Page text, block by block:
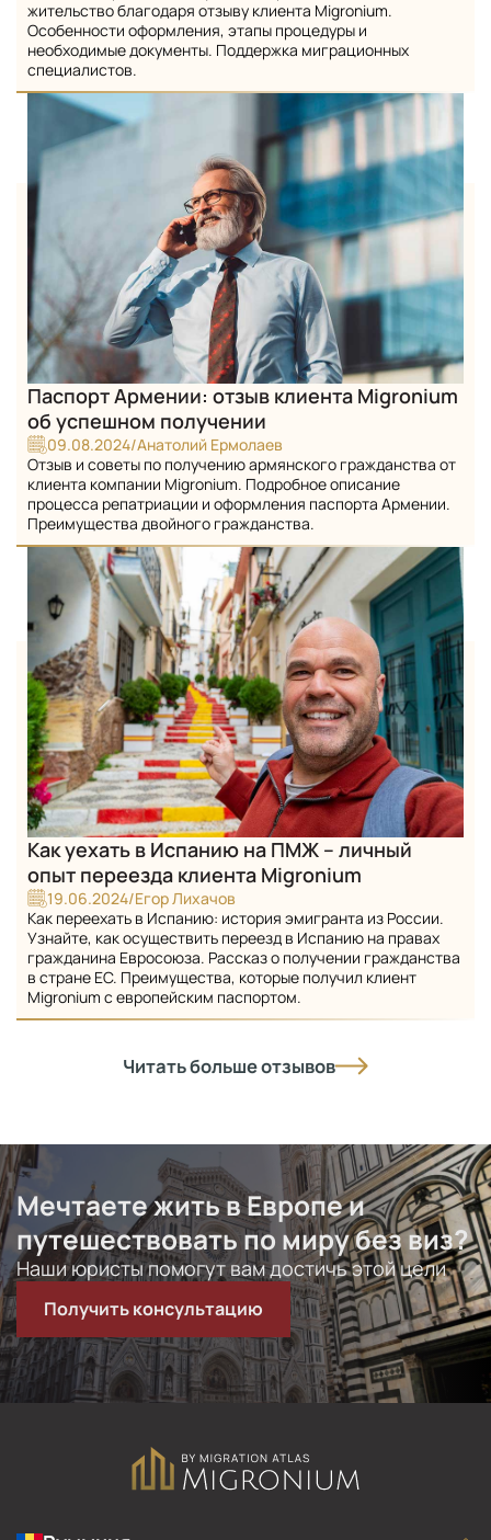
жительство благодаря отзыву клиента Migronium.
Особенности оформления, этапы процедуры и
необходимые документы. Поддержка миграционных
специалистов.
Паспорт Армении: отзыв клиента Migronium
об успешном получении
09.08.2024/Анатолий Ермолаев
Отзыв и советы по получению армянского гражданства от
клиента компании Migronium. Подробное описание
процесса репатриации и оформления паспорта Армении.
Преимущества двойного гражданства.
Как уехать в Испанию на ПМЖ – личный
опыт переезда клиента Migronium
19.06.2024/Егор Лихачов
Как переехать в Испанию: история эмигранта из России.
Узнайте, как осуществить переезд в Испанию на правах
гражданина Евросоюза. Рассказ о получении гражданства
в стране ЕС. Преимущества, которые получил клиент
Migronium с европейским паспортом.
Читать больше отзывов
Мечтаете жить в Eвропе и
путешествовать по миру без виз?
Наши юристы помогут вам достичь этой цели
Получить консультацию